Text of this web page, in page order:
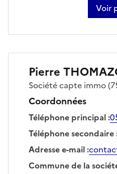
Voir
sur
Pierre
Sociétécapte immo
Coordonnées
Téléphone principal:
Téléphone secondaire
Adresse e-mail:
Commune de la